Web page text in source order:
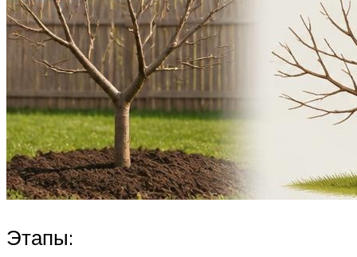
Этапы: